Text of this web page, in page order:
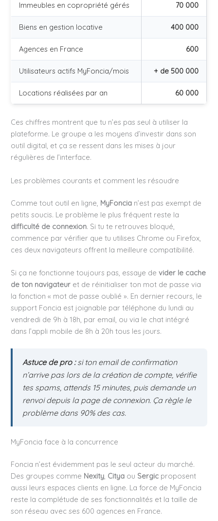
Immeubles en copropriété gérés 70 000
Biens en gestion locative 400 000
Agences en France 600
Utilisateurs actifs MyFoncia/mois + de 500 000
Locations réalisées par an 60 000
Ces chiffres montrent que tu n’es pas seul à utiliser la
plateforme. Le groupe a les moyens d’investir dans son
outil digital, et ça se ressent dans les mises à jour
régulières de l’interface.
Les problèmes courants et comment les résoudre
Comme tout outil en ligne, MyFoncia n’est pas exempt de
petits soucis. Le problème le plus fréquent reste la
difficulté de connexion. Si tu te retrouves bloqué,
commence par vérifier que tu utilises Chrome ou Firefox,
ces deux navigateurs offrent la meilleure compatibilité.
Si ça ne fonctionne toujours pas, essaye devider le cache
de ton navigateur et de réinitialiser ton mot de passe via
la fonction « mot de passe oublié ». En dernier recours, le
support Foncia est joignable par téléphone du lundi au
vendredi de 9h à 18h, par email, ou via le chat intégré
dans l’appli mobile de 8h à 20h tous les jours.
Astuce de pro :si ton email de confirmation
n’arrive pas lors de la création de compte, vérifie
tes spams, attends 15 minutes, puis demande un
renvoi depuis la page de connexion. Ça règle le
problème dans 90% des cas.
MyFoncia face à la concurrence
Foncia n’est évidemment pas le seul acteur du marché.
Des groupes comme Nexity, Citya ou Sergic proposent
aussi leurs espaces clients en ligne. La force de MyFoncia
reste la complétude de ses fonctionnalités et la taille de
son réseau avec ses 600 agences en France.